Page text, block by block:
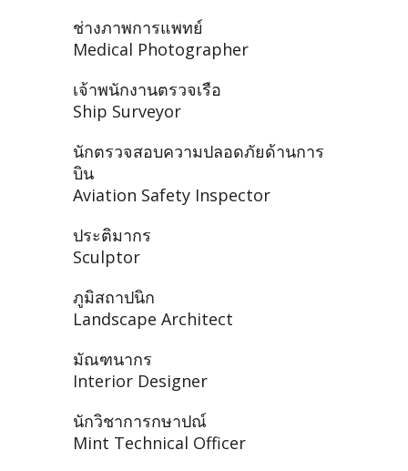
ช่างภาพการแพทย์
Medical Photographer
เจ้าพนักงานตรวจเรือ
Ship Surveyor
นักตรวจสอบความปลอดภัยด้านการ
บิน
Aviation Safety Inspector
ประติมากร
Sculptor
ภูมิสถาปนิก
Landscape Architect
มัณฑนากร
Interior Designer
นักวิชาการกษาปณ์
Mint Technical Officer